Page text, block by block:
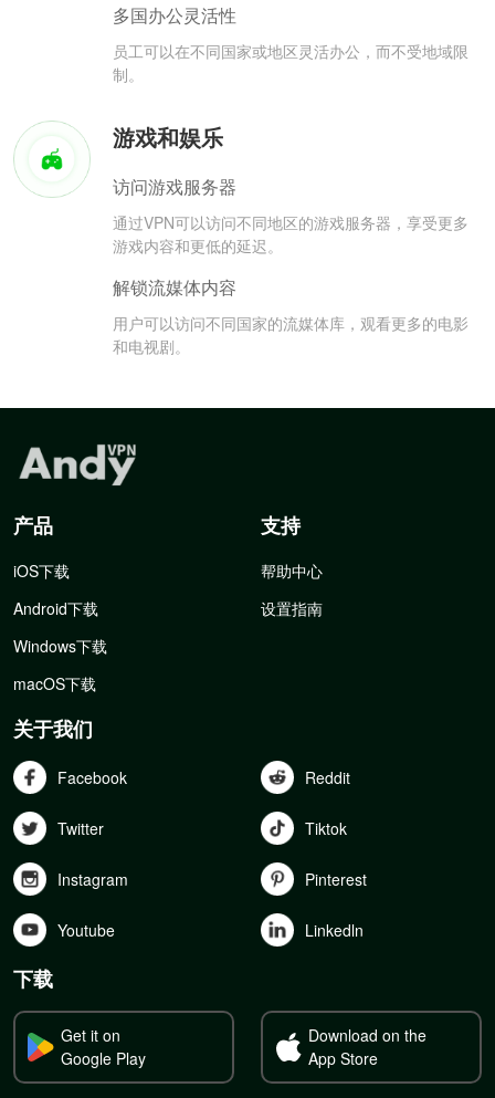
多国办公灵活性
员工可以在不同国家或地区灵活办公，而不受地域限
制。
游戏和娱乐
访问游戏服务器
通过VPN可以访问不同地区的游戏服务器，享受更多
游戏内容和更低的延迟。
解锁流媒体内容
用户可以访问不同国家的流媒体库，观看更多的电影
和电视剧。
产品
iOS下载
Android下载
Windows下载
macOS下载
支持
帮助中心
设置指南
关于我们
Facebook Reddit
Twitter Tiktok
Instagram Pinterest
Youtube Linkedln
下载
Get it on
Google Play
Download on the
App Store